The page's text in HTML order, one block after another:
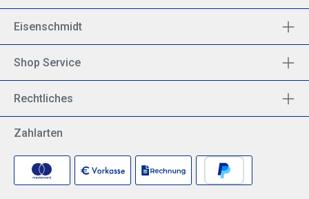
Eisenschmidt
Shop Service
Rechtliches
Zahlarten